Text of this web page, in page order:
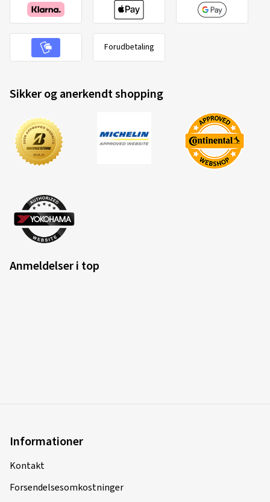
Forudbetaling
Sikker og anerkendt shopping
Anmeldelser i top
Informationer
Kontakt
Forsendelsesomkostninger